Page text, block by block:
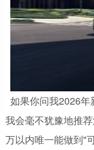
如果你问我2026年
我会毫不犹豫地推
万以内唯一能做到"